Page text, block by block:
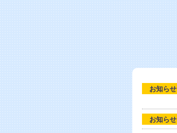
お知らせ
お知らせ